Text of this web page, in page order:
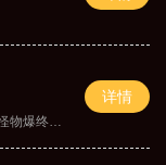
爆终极
详情